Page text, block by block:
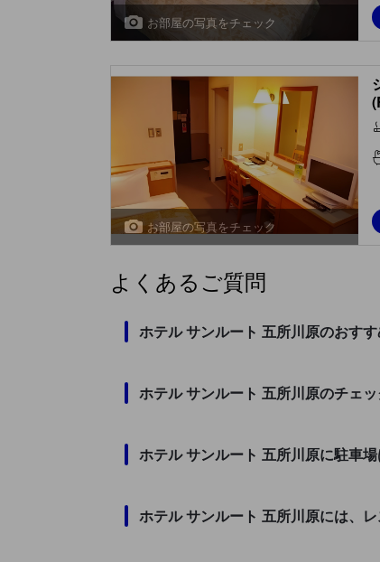
お部屋の写真をチェック
お部屋の写真をチェック
よくあるご質問
ホテル サンルート 五所川原のおす
ホテル サンルート 五所川原のチェ
ホテル サンルート 五所川原に駐車
ホテル サンルート 五所川原には、